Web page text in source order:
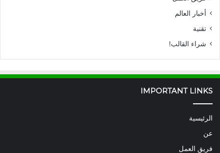
أخبار العالم
تقنية
شراء القالب!
IMPORTANT LINKS
الرئيسية
عن
فريق العمل